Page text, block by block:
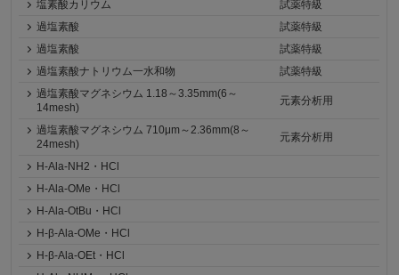
塩素酸カリウム
試薬特級
過塩素酸
試薬特級
過塩素酸
試薬特級
過塩素酸ナトリウム一水和物
試薬特級
過塩素酸マグネシウム 1.18～3.35mm(6～
14mesh)
元素分析用
過塩素酸マグネシウム 710μm～2.36mm(8～
24mesh)
元素分析用
H-Ala-NH2・HCl
H-Ala-OMe・HCl
H-Ala-OtBu・HCl
H-β-Ala-OMe・HCl
H-β-Ala-OEt・HCl